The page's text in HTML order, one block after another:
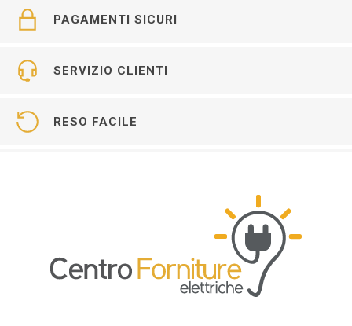
PAGAMENTI SICURI
SERVIZIO CLIENTI
RESO FACILE